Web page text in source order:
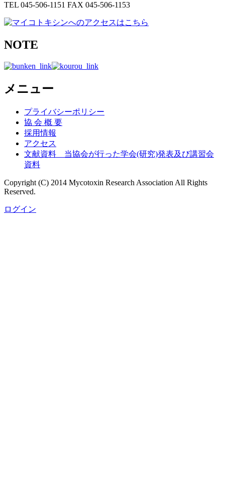
TEL 045-506-1151 FAX 045-506-1153
NOTE
メニュー
キ
ッ
プ
プライバシーポリシー
協 会 概 要
採用情報
アクセス
文献資料 当協会が行った学会(研究)発表及び講習会
資料
Copyright (C) 2014 Mycotoxin Research Association All Rights
Reserved.
ログイン